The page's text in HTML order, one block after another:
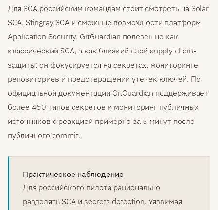
Для SCA российским командам стоит смотреть на Solar
SCA, Stingray SCA и смежные возможности платформ
Application Security. GitGuardian полезен не как
классический SCA, а как близкий слой supply chain-
защиты: он фокусируется на секретах, мониторинге
репозиториев и предотвращении утечек ключей. По
официальной документации GitGuardian поддерживает
более 450 типов секретов и мониторинг публичных
источников с реакцией примерно за 5 минут после
публичного commit.
Практическое наблюдение
Для российского пилота рационально
разделять SCA и secrets detection. Уязвимая